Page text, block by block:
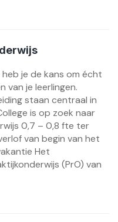
je de kans om écht
van je leerlingen.
staan centraal in
is op zoek naar
0,7 – 0,8 fte ter
van begin van het
Het
(PrO) van